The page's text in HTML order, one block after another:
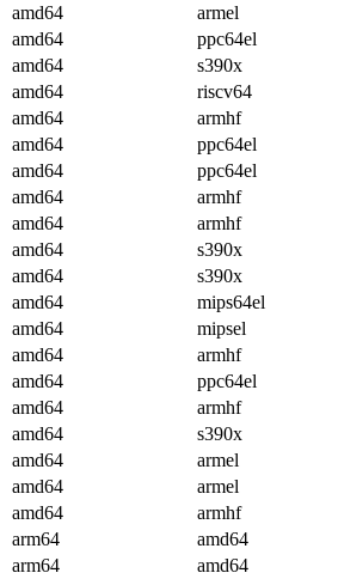
amd64
armel
amd64
ppc64el
amd64
s390x
amd64
riscv64
amd64
armhf
amd64
ppc64el
amd64
ppc64el
amd64
armhf
amd64
armhf
amd64
s390x
amd64
s390x
amd64
mips64el
amd64
mipsel
amd64
armhf
amd64
ppc64el
amd64
armhf
amd64
s390x
amd64
armel
amd64
armel
amd64
armhf
arm64
amd64
arm64
amd64